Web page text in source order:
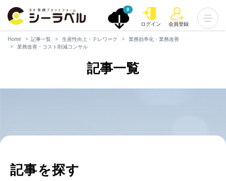
0
ログイン 会員登録
Home 記事一覧 生産性向上・テレワーク
業務効率化・業務改善
業務改善・コスト削減コンサル
記事一覧
記事を探す